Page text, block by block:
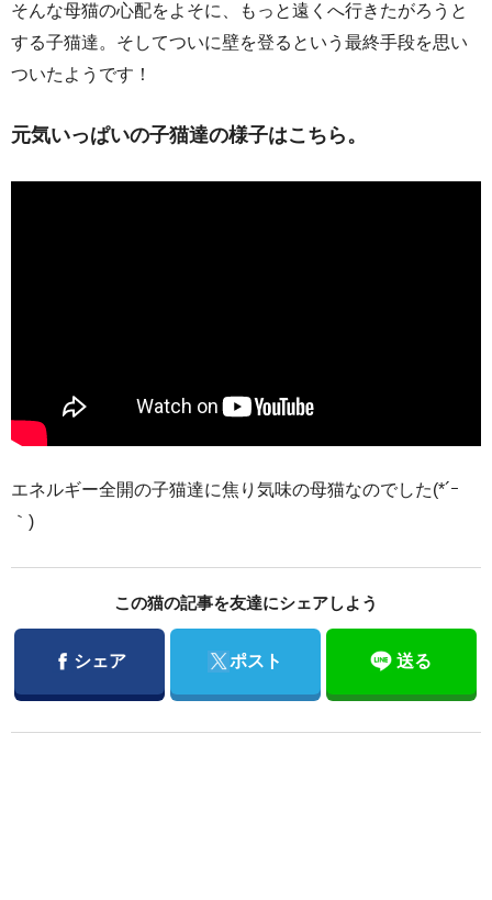
そんな母猫の心配をよそに、もっと遠くへ行きたがろうと
する子猫達。そしてついに壁を登るという最終手段を思い
ついたようです！
元気いっぱいの子猫達の様子はこちら。
エネルギー全開の子猫達に焦り気味の母猫なのでした(*´ｰ
｀)
この猫の記事を友達にシェアしよう
Facebook
シェア Twitter
ポスト 送る